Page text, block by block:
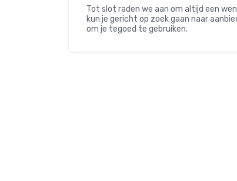
Tot slot raden we aan om altijd een
kun je gericht op zoek gaan naar
om je tegoed te gebruiken.